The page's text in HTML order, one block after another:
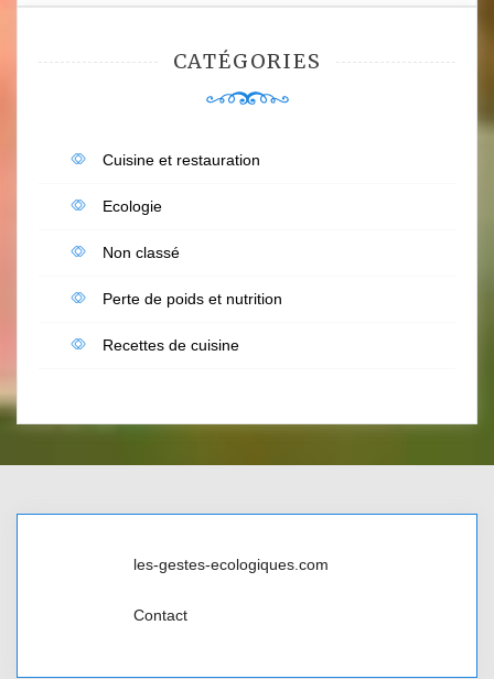
CATÉGORIES
Cuisine et restauration
Ecologie
Non classé
Perte de poids et nutrition
Recettes de cuisine
les-gestes-ecologiques.com
Contact